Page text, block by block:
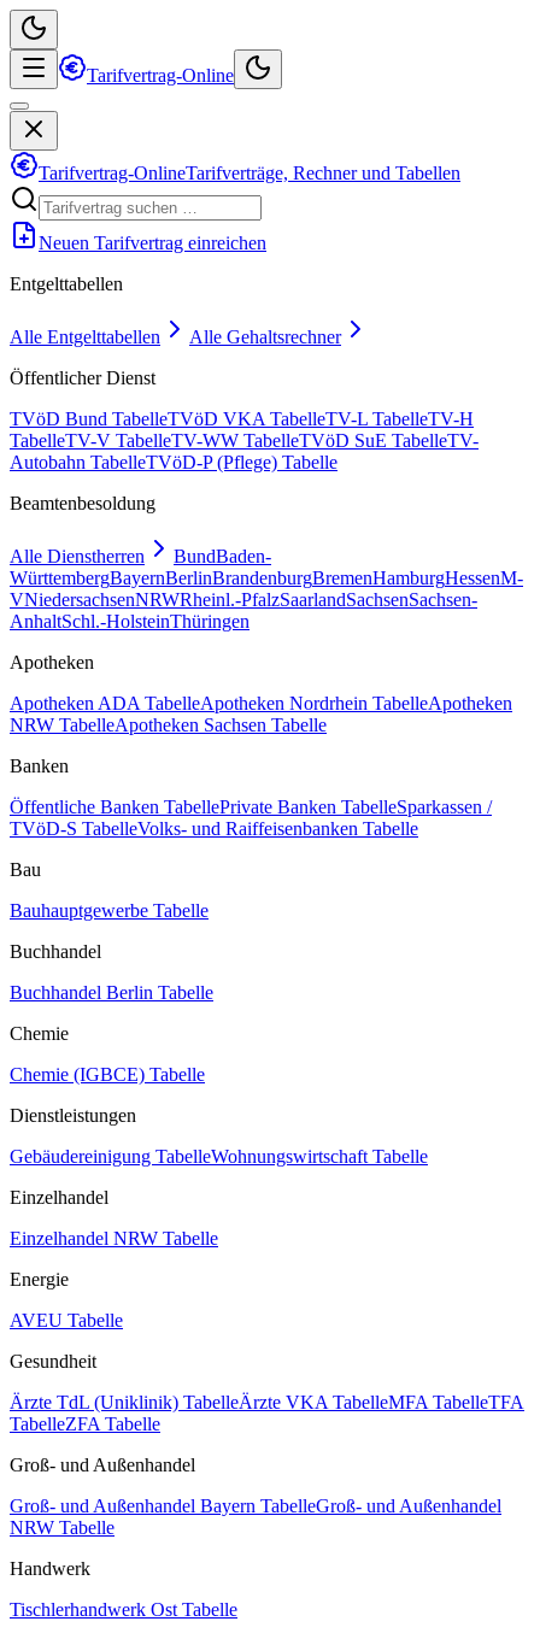
Tarifvertrag-Online
Tarifvertrag-OnlineTarifverträge, Rechner und Tabellen
Neuen Tarifvertrag einreichen
Entgelttabellen
Alle Entgelttabellen
Alle Gehaltsrechner
Öffentlicher Dienst
TVöD Bund TabelleTVöD VKA TabelleTV-L TabelleTV-H
TabelleTV-V TabelleTV-WW TabelleTVöD SuE TabelleTV-
Autobahn TabelleTVöD-P (Pflege) Tabelle
Beamtenbesoldung
Alle Dienstherren BundBaden-
WürttembergBayernBerlinBrandenburgBremenHamburgHessenM-
VNiedersachsenNRWRheinl.-PfalzSaarlandSachsenSachsen-
AnhaltSchl.-HolsteinThüringen
Apotheken
Apotheken ADA TabelleApotheken Nordrhein TabelleApotheken
NRW TabelleApotheken Sachsen Tabelle
Banken
Öffentliche Banken TabellePrivate Banken TabelleSparkassen /
TVöD-S TabelleVolks- und Raiffeisenbanken Tabelle
Bau
Bauhauptgewerbe Tabelle
Buchhandel
Buchhandel Berlin Tabelle
Chemie
Chemie (IGBCE) Tabelle
Dienstleistungen
Gebäudereinigung TabelleWohnungswirtschaft Tabelle
Einzelhandel
Einzelhandel NRW Tabelle
Energie
AVEU Tabelle
Gesundheit
Ärzte TdL (Uniklinik) TabelleÄrzte VKA TabelleMFA TabelleTFA
TabelleZFA Tabelle
Groß- und Außenhandel
Groß- und Außenhandel Bayern TabelleGroß- und Außenhandel
NRW Tabelle
Handwerk
Tischlerhandwerk Ost Tabelle